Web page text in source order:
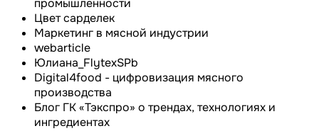
промышленности
Цвет сарделек
Маркетинг в мясной индустрии
webarticle
Юлиана_FlytexSPb
Digital4food - цифровизация мясного
производства
Блог ГК «Тэкспро» о трендах, технологиях и
ингредиентах